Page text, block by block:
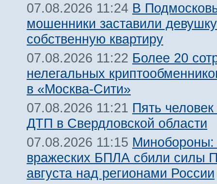
07.08.2026 11:24 В
мошенники заставили
собственную квартиру
07.08.2026 11:22 Более 20
нелегальных
в «Москва-Сити»
07.08.2026 11:21 Пять
ДТП в Свердловской области
07.08.2026 11:15 Минобороны:
вражеских БПЛА сбили силы
августа над регионами России